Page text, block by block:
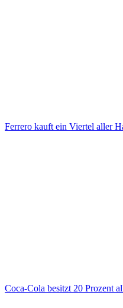
Ferrero kauft ein Viertel aller
Coca-Cola besitzt 20 Prozent